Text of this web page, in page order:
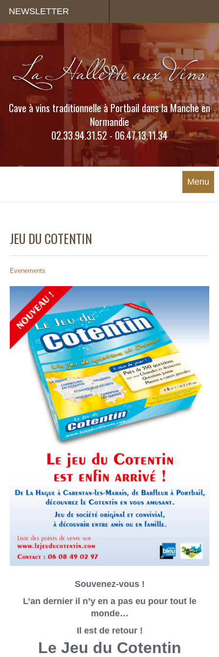
NEWSLETTER
Cave à vins traditionnelle à Portbail dans la Manche en
Normandie
02.33.94.31.52 - 06.47.13.11.34
Menu
JEU DU COTENTIN
Evenements
Souvenez-vous !
L’an dernier il n’y en a pas eu pour tout le
monde…
Il est de retour !
Le Jeu du Cotentin
Panneau de gestion des cookies